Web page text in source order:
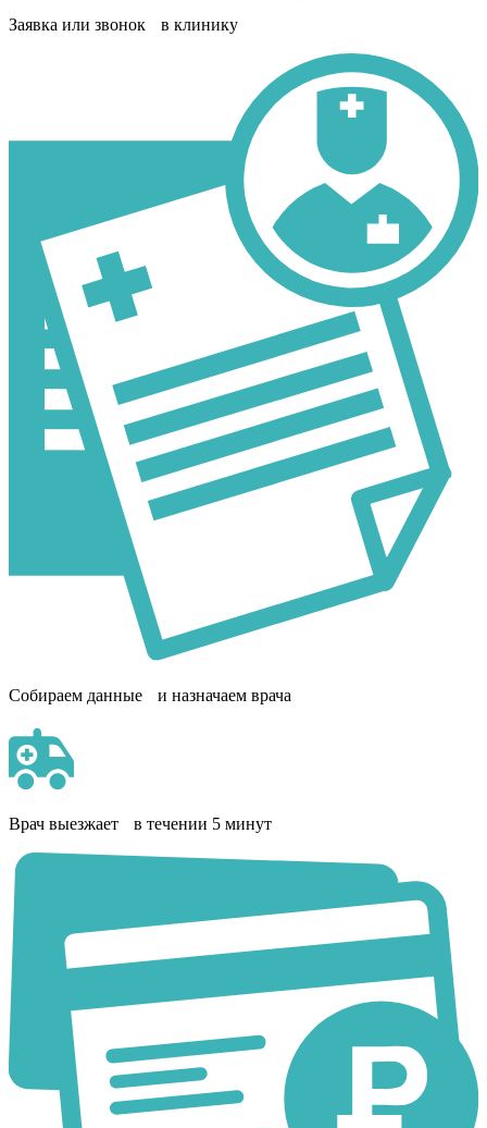
Заявка или звонок в клинику
Собираем данные и назначаем врача
Врач выезжает в течении 5 минут